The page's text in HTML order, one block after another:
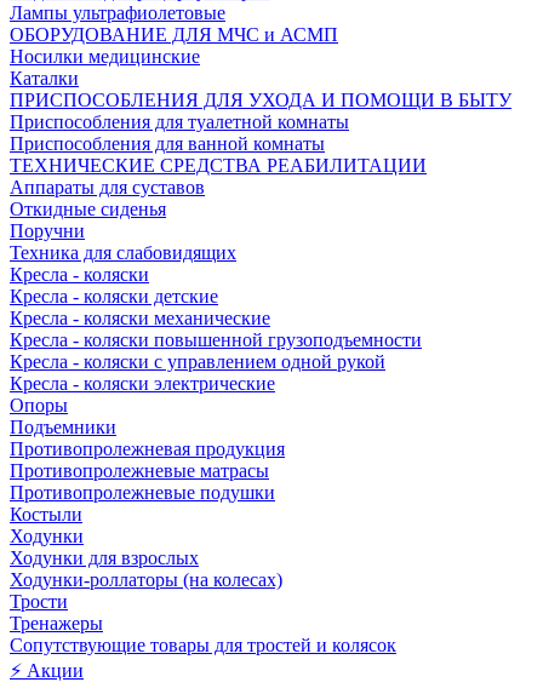
Лампы ультрафиолетовые
ОБОРУДОВАНИЕ ДЛЯ МЧС и АСМП
Носилки медицинские
Каталки
ПРИСПОСОБЛЕНИЯ ДЛЯ УХОДА И ПОМОЩИ В БЫТУ
Приспособления для туалетной комнаты
Приспособления для ванной комнаты
ТЕХНИЧЕСКИЕ СРЕДСТВА РЕАБИЛИТАЦИИ
Аппараты для суставов
Откидные сиденья
Поручни
Техника для слабовидящих
Кресла - коляски
Кресла - коляски детские
Кресла - коляски механические
Кресла - коляски повышенной грузоподъемности
Кресла - коляски с управлением одной рукой
Кресла - коляски электрические
Опоры
Подъемники
Противопролежневая продукция
Противопролежневые матрасы
Противопролежневые подушки
Костыли
Ходунки
Ходунки для взрослых
Ходунки-роллаторы (на колесах)
Трости
Тренажеры
Сопутствующие товары для тростей и колясок
⚡ Акции